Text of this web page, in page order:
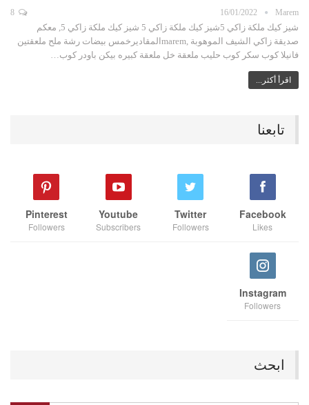
Marem
16/01/2022
شيز كيك ملكة زاكي 5شيز كيك ملكة زاكي 5 شيز كيك ملكة زاكي 5, معكم
صديقة زاكي الشيف الموهوبة ,maremالمقاديرخمس بيضات رشة ملح ملعقتين
فانيلا كوب سكر كوب حليب ملعقة خل ملعقة كبيره بيكن باودر كوب…
اقرأ أكثر...
تابعنا
Facebook
Likes
Twitter
Followers
Youtube
Subscribers
Pinterest
Followers
Instagram
Followers
ابحث